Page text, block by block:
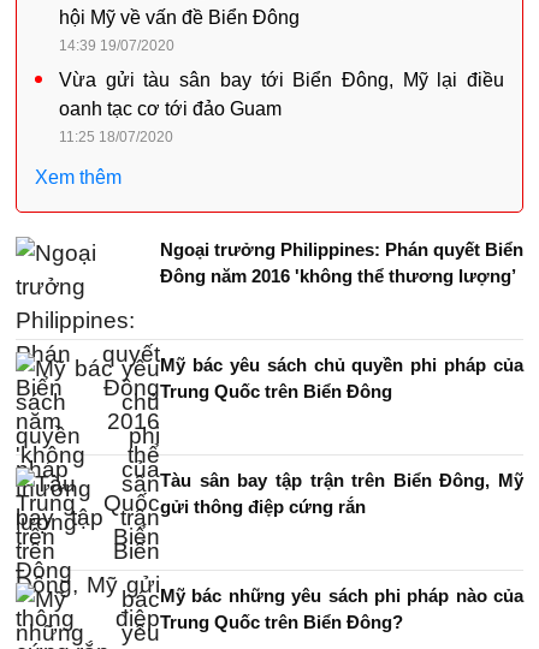
hội Mỹ về vấn đề Biển Đông
14:39 19/07/2020
Vừa gửi tàu sân bay tới Biển Đông, Mỹ lại điều
oanh tạc cơ tới đảo Guam
11:25 18/07/2020
Xem thêm
Ngoại trưởng Philippines: Phán quyết Biển
Đông năm 2016 'không thể thương lượng’
Mỹ bác yêu sách chủ quyền phi pháp của
Trung Quốc trên Biển Đông
Tàu sân bay tập trận trên Biển Đông, Mỹ
gửi thông điệp cứng rắn
Mỹ bác những yêu sách phi pháp nào của
Trung Quốc trên Biển Đông?